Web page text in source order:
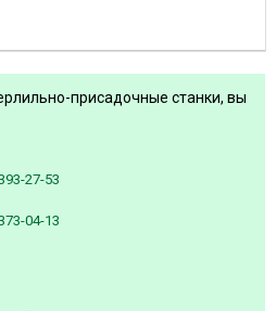
присадочные станки, вы
27-53
04-13